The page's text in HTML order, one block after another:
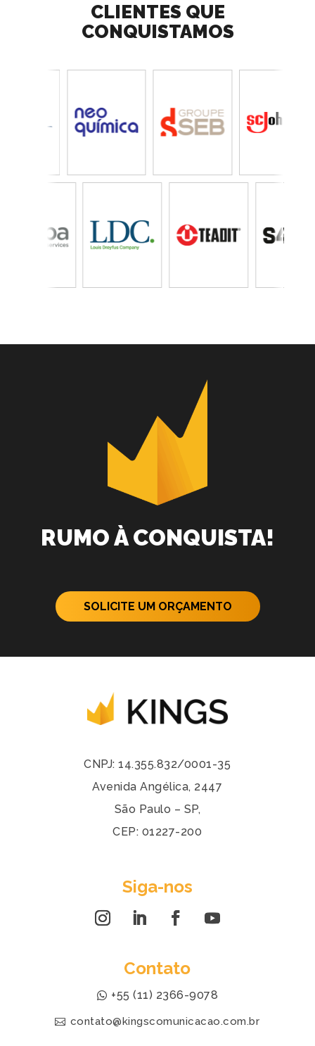
CLIENTES QUE
CONQUISTAMOS
RUMO À CONQUISTA!
SOLICITE UM ORÇAMENTO
CNPJ: 14.355.832/0001-35
Avenida Angélica, 2447
São Paulo – SP,
CEP: 01227-200
Siga-nos
Contato
+55 (11) 2366-9078
contato@kingscomunicacao.com.br